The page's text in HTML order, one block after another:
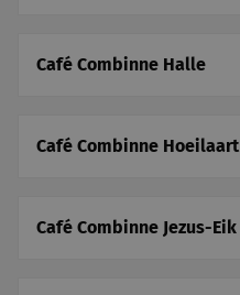
Café Combinne Halle
Café Combinne Hoeilaart
Café Combinne Jezus-Eik